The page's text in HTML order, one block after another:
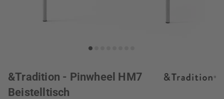
&Tradition - Pinwheel HM7
Beistelltisch